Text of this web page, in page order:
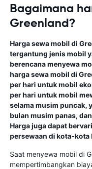
Bagaimana
Greenland?
Harga sewa mobil di
tergantung jenis mobil
berencana menyewa
harga sewa mobil di
per hari untuk mobil
per hari untuk mobil
selama musim puncak,
bulan musim panas,
Harga juga dapat
persewaan di kota-kota
Saat menyewa mobil di
mempertimbangkan